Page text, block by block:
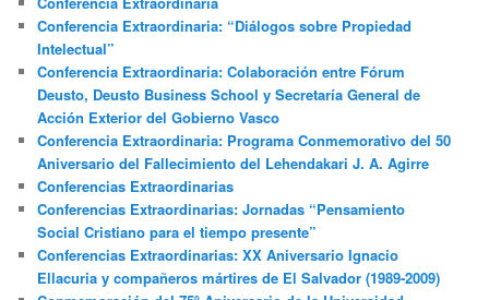
Conferencia Extraordinaria: “Diálogos sobre Propiedad
Intelectual”
Conferencia Extraordinaria: Colaboración entre Fórum
Deusto, Deusto Business School y Secretaría General de
Acción Exterior del Gobierno Vasco
Conferencia Extraordinaria: Programa Conmemorativo del 50
Aniversario del Fallecimiento del Lehendakari J. A. Agirre
Conferencias Extraordinarias
Conferencias Extraordinarias: Jornadas “Pensamiento
Social Cristiano para el tiempo presente”
Conferencias Extraordinarias: XX Aniversario Ignacio
Ellacuria y compañeros mártires de El Salvador (1989-2009)